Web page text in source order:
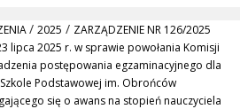
/ 2025 / ZARZĄDZENIE NR 126/2025
lipca 2025 r. w sprawie powołania Komisji
postępowania egzaminacyjnego dla
Podstawowej im. Obrońców
się o awans na stopień nauczyciela